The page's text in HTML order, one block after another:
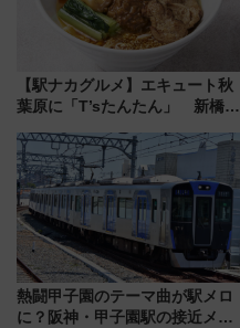
【駅ナカグルメ】エキュート秋
葉原に「T’sたんたん」 新橋に
饅」、オムライス専門店「肉と
たまご」新グルメ続々登場！
【2026年8月】
熱闘甲子園のテーマ曲が駅メロ
に？阪神・甲子園駅の接近メロ